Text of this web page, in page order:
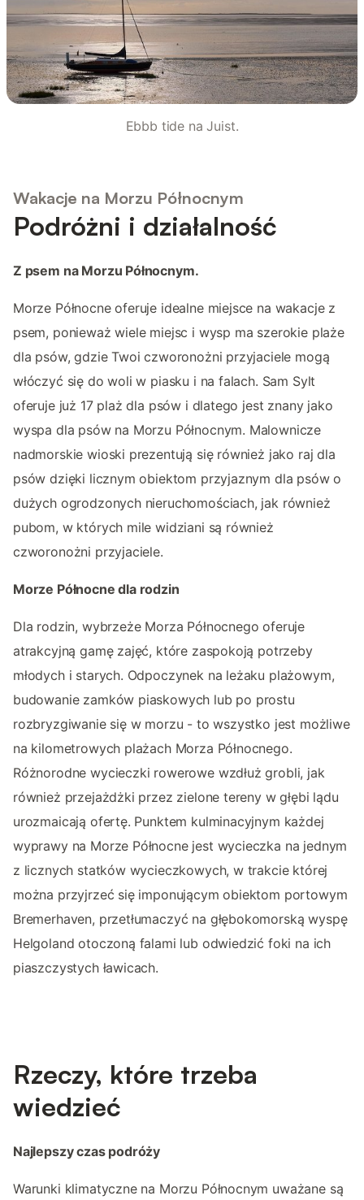
Ebbb tide na Juist.
Wakacje na Morzu Północnym
Podróżni i działalność
Z psem na Morzu Północnym.
Morze Północne oferuje idealne miejsce na wakacje z
psem, ponieważ wiele miejsc i wysp ma szerokie plaże
dla psów, gdzie Twoi czworonożni przyjaciele mogą
włóczyć się do woli w piasku i na falach. Sam Sylt
oferuje już 17 plaż dla psów i dlatego jest znany jako
wyspa dla psów na Morzu Północnym. Malownicze
nadmorskie wioski prezentują się również jako raj dla
psów dzięki licznym obiektom przyjaznym dla psów o
dużych ogrodzonych nieruchomościach, jak również
pubom, w których mile widziani są również
czworonożni przyjaciele.
Morze Północne dla rodzin
Dla rodzin, wybrzeże Morza Północnego oferuje
atrakcyjną gamę zajęć, które zaspokoją potrzeby
młodych i starych. Odpoczynek na leżaku plażowym,
budowanie zamków piaskowych lub po prostu
rozbryzgiwanie się w morzu - to wszystko jest możliwe
na kilometrowych plażach Morza Północnego.
Różnorodne wycieczki rowerowe wzdłuż grobli, jak
również przejażdżki przez zielone tereny w głębi lądu
urozmaicają ofertę. Punktem kulminacyjnym każdej
wyprawy na Morze Północne jest wycieczka na jednym
z licznych statków wycieczkowych, w trakcie której
można przyjrzeć się imponującym obiektom portowym
Bremerhaven, przetłumaczyć na głębokomorską wyspę
Helgoland otoczoną falami lub odwiedzić foki na ich
piaszczystych ławicach.
Rzeczy, które trzeba
wiedzieć
Najlepszy czas podróży
Warunki klimatyczne na Morzu Północnym uważane są